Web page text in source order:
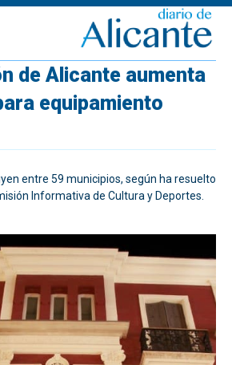
de Alicante aumenta
equipamiento
entre 59 municipios, según ha resuelto
Informativa de Cultura y Deportes.